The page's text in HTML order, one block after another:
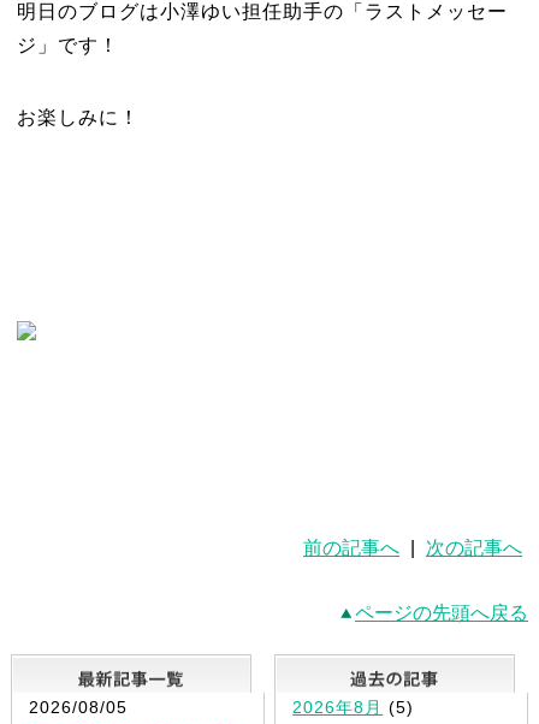
明日のブログは小澤ゆい担任助手の「ラストメッセー
ジ」です！
お楽しみに！
前の記事へ 次の記事へ
ページの先頭へ戻る
最新記事一覧
2026/08/05
2026年8月 (5)